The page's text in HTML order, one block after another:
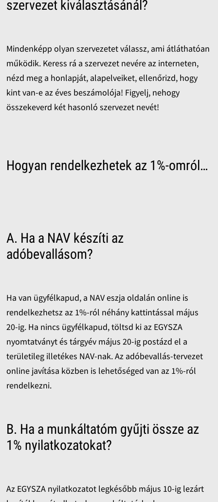
szervezet kiválasztásánál?
Mindenképp olyan szervezetet válassz, ami átláthatóan
működik. Keress rá a szervezet nevére az interneten,
nézd meg a honlapját, alapelveiket, ellenőrizd, hogy
kint van-e az éves beszámolója! Figyelj, nehogy
összekeverd két hasonló szervezet nevét!
Hogyan rendelkezhetek az 1%-omról…
A. Ha a NAV készíti az
adóbevallásom?
Ha van ügyfélkapud, a NAV eszja oldalán online is
rendelkezhetsz az 1%-ról néhány kattintással május
20-ig. Ha nincs ügyfélkapud, töltsd ki az EGYSZA
nyomtatványt és tárgyév május 20-ig postázd el a
területileg illetékes NAV-nak. Az adóbevallás-tervezet
online javítása közben is lehetőséged van az 1%-ról
rendelkezni.
B. Ha a munkáltatóm gyűjti össze az
1% nyilatkozatokat?
Az EGYSZA nyilatkozatot legkésőbb május 10-ig lezárt